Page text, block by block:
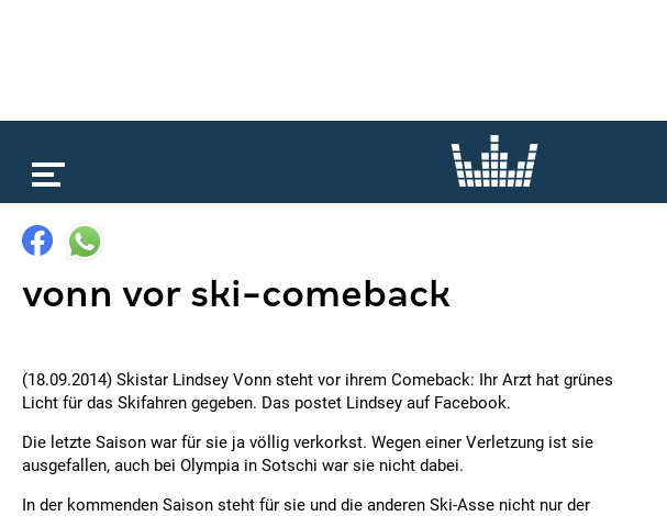
vonn vor ski-comeback
(18.09.2014) Skistar Lindsey Vonn steht vor ihrem Comeback: Ihr Arzt hat grünes
Licht für das Skifahren gegeben. Das postet Lindsey auf Facebook.
Die letzte Saison war für sie ja völlig verkorkst. Wegen einer Verletzung ist sie
ausgefallen, auch bei Olympia in Sotschi war sie nicht dabei.
In der kommenden Saison steht für sie und die anderen Ski-Asse nicht nur der